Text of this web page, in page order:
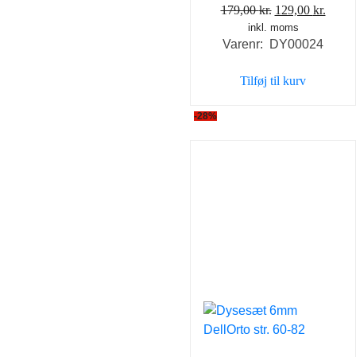
179,00kr. Den
oprindelige
pris
179,00 kr..
129,00 kr.Den
inkl. moms
Varenr: DY00024
Tilføj til kurv
-28%